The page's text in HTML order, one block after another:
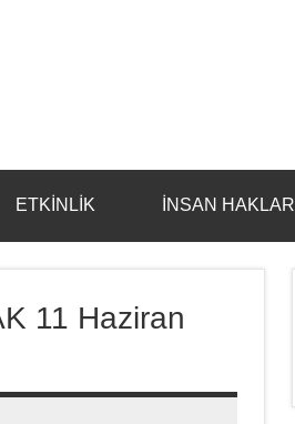
ETKİNLİK İNSAN HAKLARI
11 Haziran